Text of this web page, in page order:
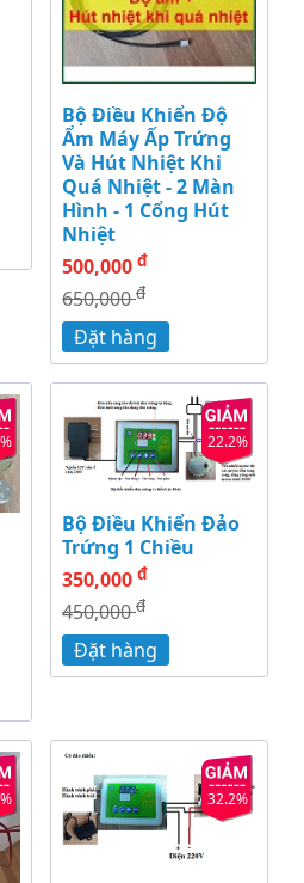
Bộ Điều Khiển Độ
Ẩm Máy Ấp Trứng
Và Hút Nhiệt Khi
Quá Nhiệt - 2 Màn
Hình - 1 Cổng Hút
Nhiệt
500,000 đ
650,000đ
Đặt hàng
22.2%
Bộ Điều Khiển Đảo
Trứng 1 Chiều
350,000 đ
450,000đ
Đặt hàng
32.2%